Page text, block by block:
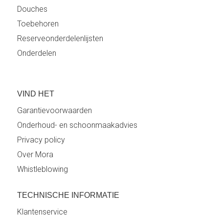
Douches
Toebehoren
Reserveonderdelenlijsten
Onderdelen
VIND HET
Garantievoorwaarden
Onderhoud- en schoonmaakadvies
Privacy policy
Over Mora
Whistleblowing
TECHNISCHE INFORMATIE
Klantenservice